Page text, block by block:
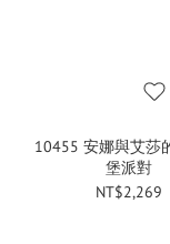
10455 安娜與艾莎
堡派對
NT$2,269